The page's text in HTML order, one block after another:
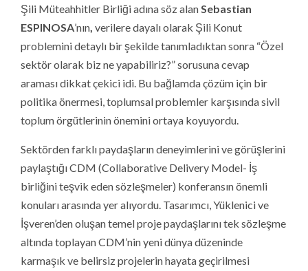
Şili Müteahhitler Birliği adına söz alanSebastian
ESPINOSA’nın, verilere dayalı olarak Şili Konut
problemini detaylı bir şekilde tanımladıktan sonra “Özel
sektör olarak biz ne yapabiliriz?” sorusuna cevap
araması dikkat çekici idi. Bu bağlamda çözüm için bir
politika önermesi, toplumsal problemler karşısında sivil
toplum örgütlerinin önemini ortaya koyuyordu.
Sektörden farklı paydaşların deneyimlerini ve görüşlerini
paylaştığı CDM (Collaborative Delivery Model- İş
birliğini teşvik eden sözleşmeler) konferansın önemli
konuları arasında yer alıyordu. Tasarımcı, Yüklenici ve
İşveren’den oluşan temel proje paydaşlarını tek sözleşme
altında toplayan CDM’nin yeni dünya düzeninde
karmaşık ve belirsiz projelerin hayata geçirilmesi